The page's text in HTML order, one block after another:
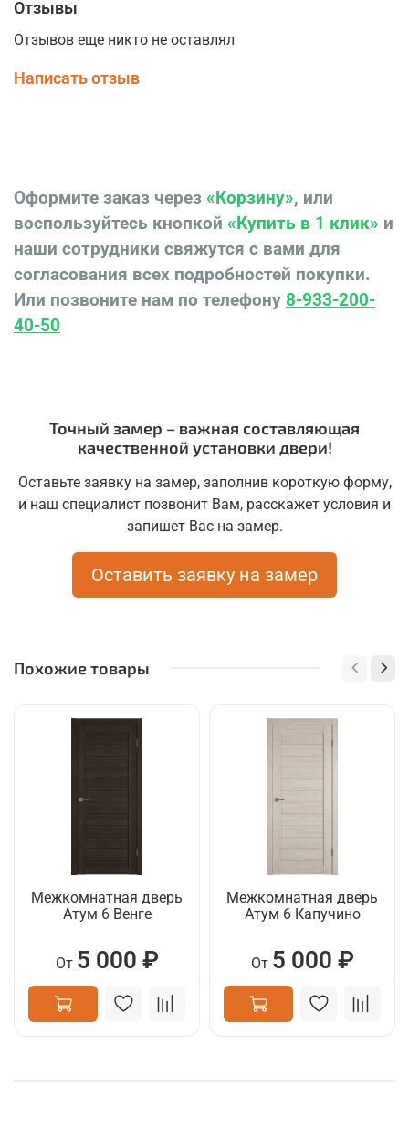
Отзывы
Отзывов еще никто не оставлял
Написать отзыв
Оформите заказ через «Корзину», или
воспользуйтесь кнопкой «Купить в 1 клик» и
наши сотрудники свяжутся с вами для
согласования всех подробностей покупки.
Или позвоните нам по телефону 8-933-200-
40-50
Точный замер – важная составляющая
качественной установки двери!
Оставьте заявку на замер, заполнив короткую форму,
и наш специалист позвонит Вам, расскажет условия и
запишет Вас на замер.
Оставить заявку на замер
Похожие товары
Межкомнатная дверь
Атум 6 Венге
От 5 000 ₽
Межкомнатная дверь
Атум 6 Капучино
От 5 000 ₽